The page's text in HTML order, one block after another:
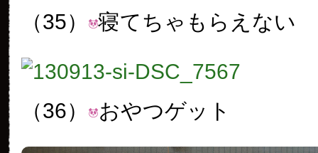
（35） 寝てちゃもらえない
（36） おやつゲット